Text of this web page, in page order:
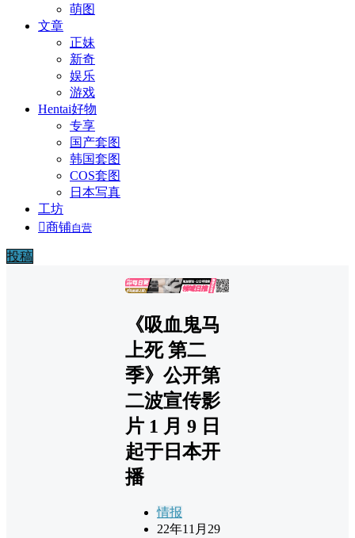
萌图
文章
正妹
新奇
娱乐
游戏
Hentai好物
专享
国产套图
韩国套图
COS套图
日本写真
工坊
商铺自营
投稿
广告
《吸血鬼马
上死 第二
季》公开第
二波宣传影
片 1 月 9 日
起于日本开
播
情报
22年11月29